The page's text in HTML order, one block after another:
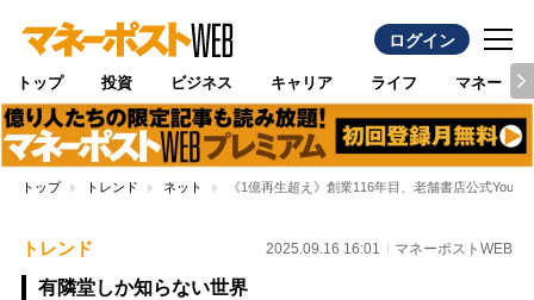
ログイン
トップ 投資 ビジネス キャリア ライフ マネー
トップ トレンド ネット 《1億再生超え》創業116年目、老舗書店公式
トレンド 2025.09.16 16:01 マネーポストWEB
有隣堂しか知らない世界